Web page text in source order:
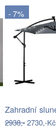
- 7%
2938,-2730,-Kč